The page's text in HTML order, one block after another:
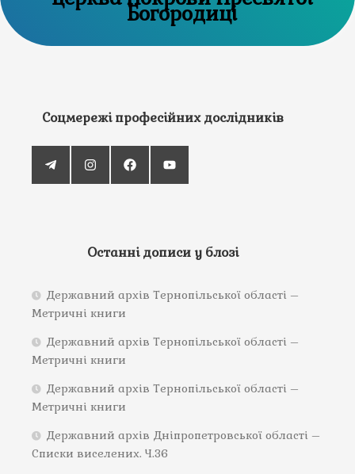
Богородиці
Соцмережі професійних дослідників
Останні дописи у блозі
Державний архів Тернопільської області –
Метричні книги
Державний архів Тернопільської області –
Метричні книги
Державний архів Тернопільської області –
Метричні книги
Державний архів Дніпропетровської області –
Списки виселених. Ч.36